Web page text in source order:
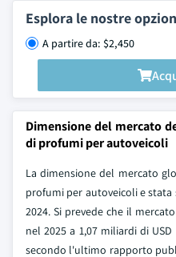
Esplora le nostre
A partire da: $2,450
Dimensione del mercato
di profumi per autoveicoli
La dimensione del mercato
profumi per autoveicoli e stata
2024. Si prevede che il
nel 2025 a 1,07 miliardi di
secondo l'ultimo rapporto